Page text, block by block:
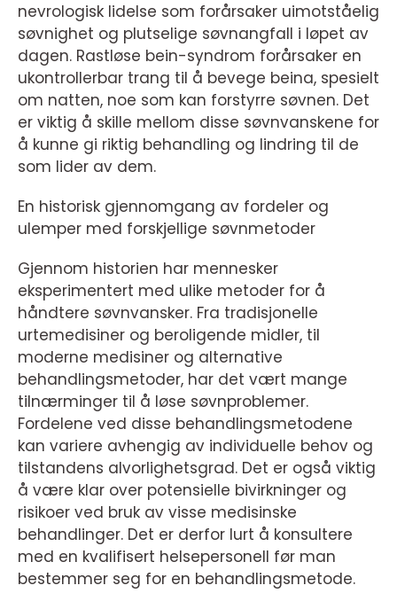
nevrologisk lidelse som forårsaker uimotståelig
søvnighet og plutselige søvnangfall i løpet av
dagen. Rastløse bein-syndrom forårsaker en
ukontrollerbar trang til å bevege beina, spesielt
om natten, noe som kan forstyrre søvnen. Det
er viktig å skille mellom disse søvnvanskene for
å kunne gi riktig behandling og lindring til de
som lider av dem.
En historisk gjennomgang av fordeler og
ulemper med forskjellige søvnmetoder
Gjennom historien har mennesker
eksperimentert med ulike metoder for å
håndtere søvnvansker. Fra tradisjonelle
urtemedisiner og beroligende midler, til
moderne medisiner og alternative
behandlingsmetoder, har det vært mange
tilnærminger til å løse søvnproblemer.
Fordelene ved disse behandlingsmetodene
kan variere avhengig av individuelle behov og
tilstandens alvorlighetsgrad. Det er også viktig
å være klar over potensielle bivirkninger og
risikoer ved bruk av visse medisinske
behandlinger. Det er derfor lurt å konsultere
med en kvalifisert helsepersonell før man
bestemmer seg for en behandlingsmetode.